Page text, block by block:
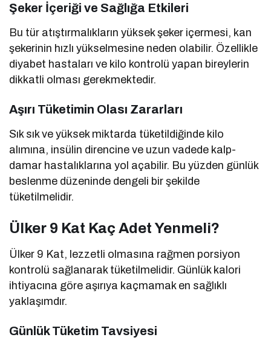
Şeker İçeriği ve Sağlığa Etkileri
Bu tür atıştırmalıkların yüksek şeker içermesi, kan
şekerinin hızlı yükselmesine neden olabilir. Özellikle
diyabet hastaları ve kilo kontrolü yapan bireylerin
dikkatli olması gerekmektedir.
Aşırı Tüketimin Olası Zararları
Sık sık ve yüksek miktarda tüketildiğinde kilo
alımına, insülin direncine ve uzun vadede kalp-
damar hastalıklarına yol açabilir. Bu yüzden günlük
beslenme düzeninde dengeli bir şekilde
tüketilmelidir.
Ülker 9 Kat Kaç Adet Yenmeli?
Ülker 9 Kat, lezzetli olmasına rağmen porsiyon
kontrolü sağlanarak tüketilmelidir. Günlük kalori
ihtiyacına göre aşırıya kaçmamak en sağlıklı
yaklaşımdır.
Günlük Tüketim Tavsiyesi